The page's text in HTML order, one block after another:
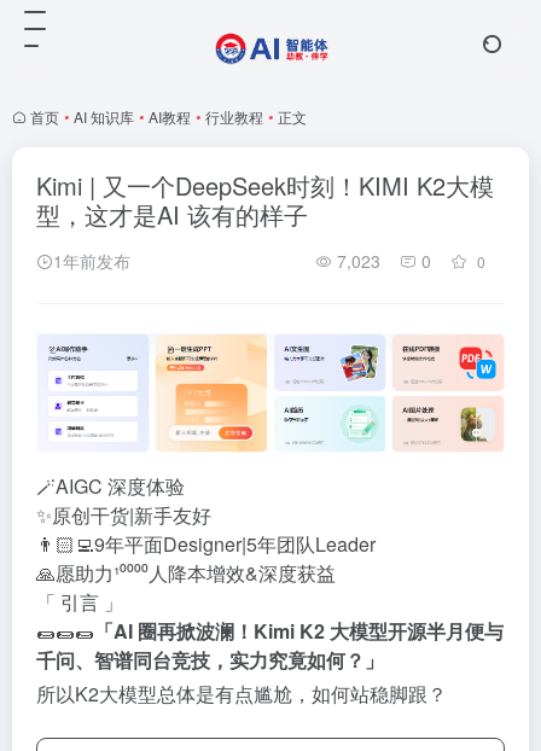
首页 • AI 知识库 • AI教程 • 行业教程 • 正文
Kimi | 又一个DeepSeek时刻！KIMI K2大模
型，这才是AI 该有的样子
1年前发布 7,023 0 0
🪄AIGC 深度体验
✨原创干货|新手友好
👨🏻‍💻9年平面Designer|5年团队Leader
🙏愿助力¹⁰⁰⁰⁰人降本增效&深度获益
「 引言 」
🌯🌯🌯 「AI 圈再掀波澜！Kimi K2 大模型开源半月便与
千问、智谱同台竞技，实力究竟如何？」
所以K2大模型总体是有点尴尬，如何站稳脚跟？